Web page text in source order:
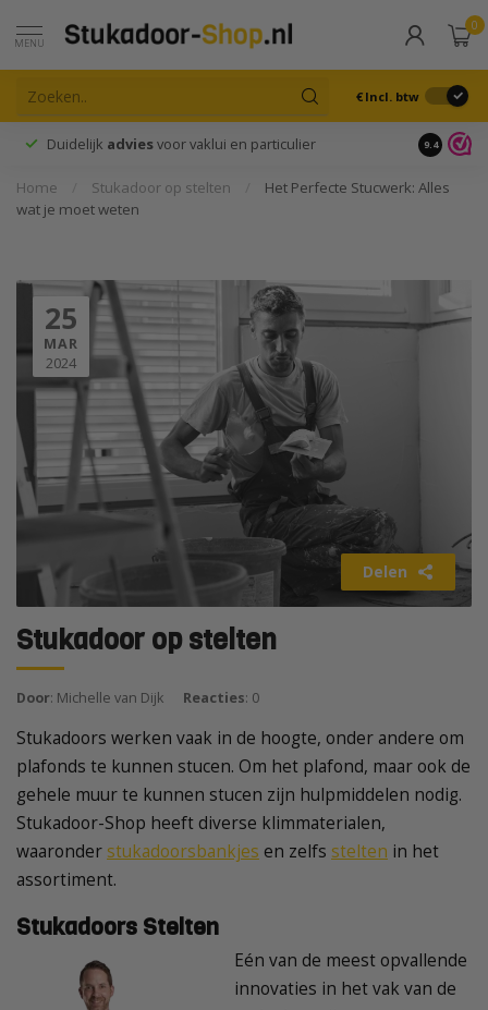
MENU
0
€ Incl. btw
Duidelijk adviesvoor vaklui en particulier 9.4
Home Stukadoor op stelten
Het Perfecte Stucwerk: Alles
wat je moet weten
25
MAR
2024
Delen
Stukadoor op stelten
Door: Michelle van Dijk Reacties: 0
Stukadoors werken vaak in de hoogte, onder andere om
plafonds te kunnen stucen. Om het plafond, maar ook de
gehele muur te kunnen stucen zijn hulpmiddelen nodig.
Stukadoor-Shop heeft diverse klimmaterialen,
waaronder stukadoorsbankjes en zelfs stelten in het
assortiment.
Stukadoors Stelten
Eén van de meest opvallende
innovaties in het vak van de